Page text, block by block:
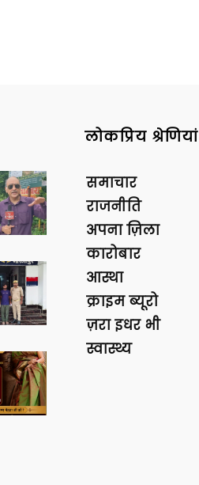
लोकप्रिय श्रेणियां
समाचार
राजनीति
अपना ज़िला
कारोबार
आस्था
क्राइम ब्यूरो
ज़रा इधर भी
स्वास्थ्य